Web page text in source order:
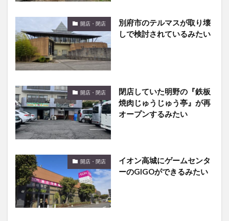
開店・閉店
別府市のテルマスが取り壊
しで検討されているみたい
開店・閉店
閉店していた明野の『鉄板
焼肉じゅうじゅう亭』が再
オープンするみたい
開店・閉店
イオン高城にゲームセンタ
ーのGIGOができるみたい